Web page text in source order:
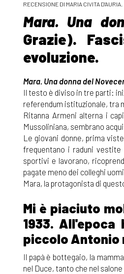
RECENSIONE DI MARIA CIVITA D'AURIA.
Mara. Una
Grazie).
evoluzione.
Mara. Una donna del
Il testo è diviso in tre parti:
referendum istituzionale, tra
Ritanna Armeni alterna i
Mussoliniana, sembrano
Le giovani donne, prima
frequentano i raduni
sportivi e lavorano,
pagate meno dei colleghi
Mara, la protagonista di
Mi è piaciuto
1933.
piccolo Antonio
Il papà è bottegaio, la
nel Duce, tanto che nel